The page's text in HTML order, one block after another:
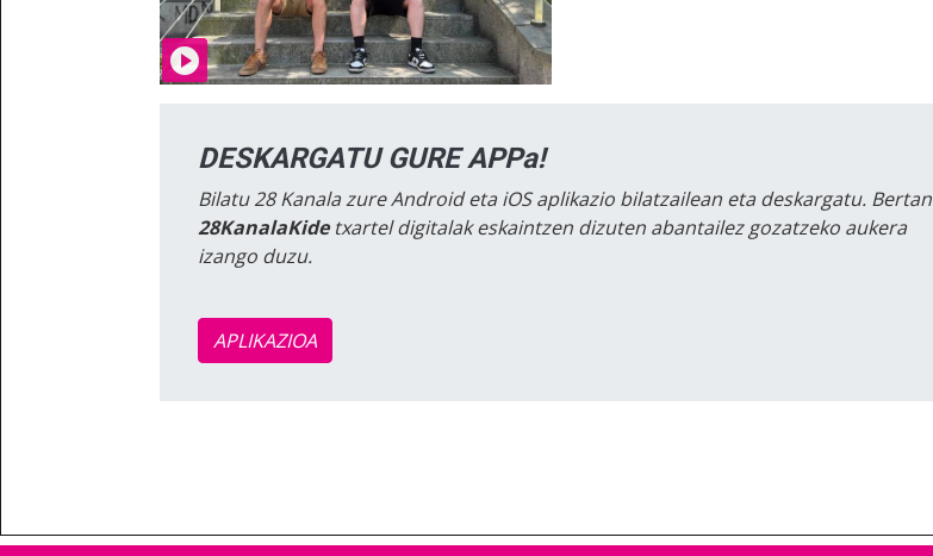
DESKARGATU GURE APPa!
Bilatu 28 Kanala zure Android eta iOS aplikazio bilatzailean eta deskargatu. Bertan
28KanalaKidetxartel digitalak eskaintzen dizuten abantailez gozatzeko aukera
izango duzu.
APLIKAZIOA